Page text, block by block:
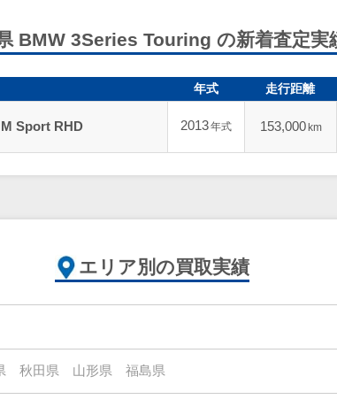
BMW 3Series Touring の新着査定実
年式 走行距離
Sport RHD 2013年式 153,000 km
エリア別の買取実績
秋田県 山形県 福島県